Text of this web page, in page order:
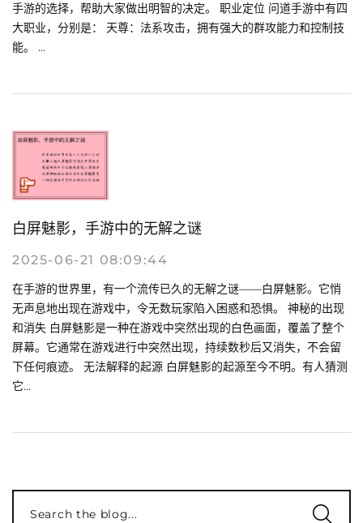
手游的选择，帮助大家做出明智的决定。 职业定位 问道手游中有四
大职业，分别是： 天尊：法系攻击，拥有强大的群攻能力和控制技
能。 ...
白屏魅影，手游中的无解之谜
2025-06-21 08:09:44
在手游的世界里，有一个流传已久的无解之谜——白屏魅影。它悄
无声息地出现在游戏中，令无数玩家陷入困惑和恐惧。 神秘的出现
和消失 白屏魅影是一种在游戏中突然出现的白色画面，覆盖了整个
屏幕。它通常在游戏进行中突然出现，持续数秒后又消失，不会留
下任何痕迹。 无法解释的起源 白屏魅影的起源至今不明。有人猜测
它...
Search the blog...